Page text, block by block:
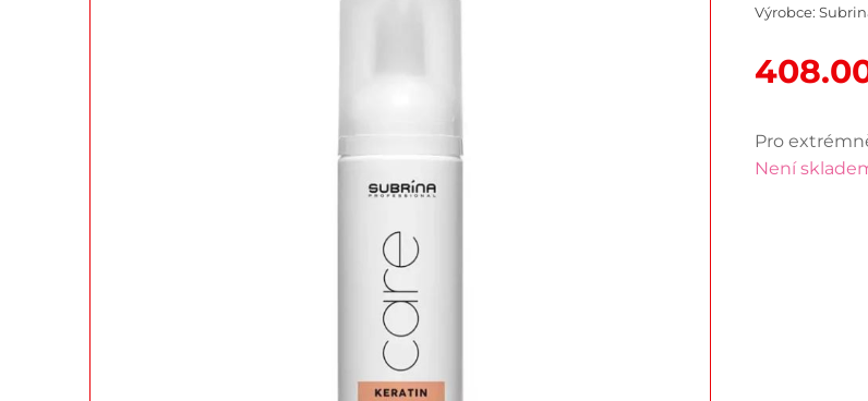
Výrobce:
Pro
Není